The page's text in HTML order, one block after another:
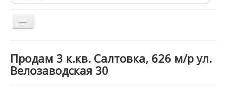
Включить/
выключить
Горящие объекты
Продам 3 к.кв. Салтовка, 626 м/р ул.
Велозаводская 30